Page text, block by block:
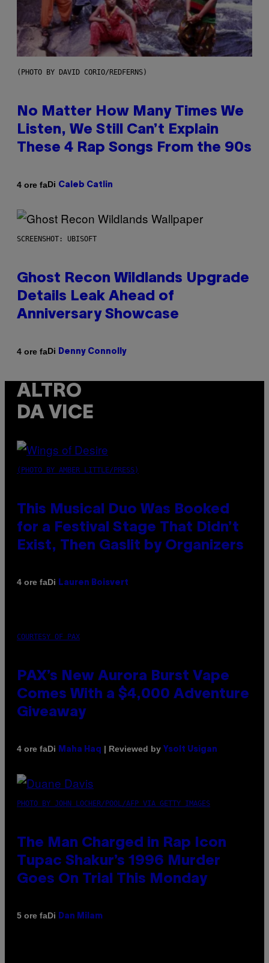
(PHOTO BY DAVID CORIO/REDFERNS)
No Matter How Many Times We
Listen, We Still Can’t Explain
These 4 Rap Songs From the 90s
4 ore faDi Caleb Catlin
SCREENSHOT: UBISOFT
Ghost Recon Wildlands Upgrade
Details Leak Ahead of
Anniversary Showcase
4 ore faDi Denny Connolly
ALTRO
DA VICE
(PHOTO BY AMBER LITTLE/PRESS)
This Musical Duo Was Booked
for a Festival Stage That Didn’t
Exist, Then Gaslit by Organizers
4 ore faDi Lauren Boisvert
COURTESY OF PAX
PAX’s New Aurora Burst Vape
Comes With a $4,000 Adventure
Giveaway
4 ore faDi Maha Haq | Reviewed by Ysolt Usigan
PHOTO BY JOHN LOCHER/POOL/AFP VIA GETTY IMAGES
The Man Charged in Rap Icon
Tupac Shakur’s 1996 Murder
Goes On Trial This Monday
5 ore faDi Dan Milam